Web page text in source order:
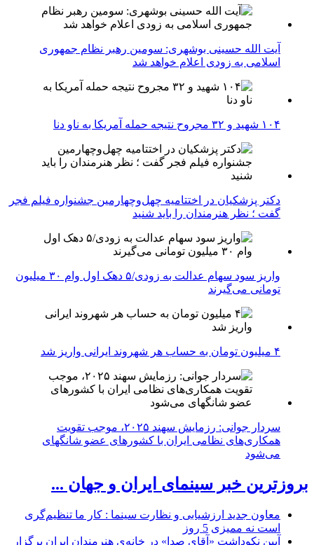
آیت الله حسینی بوشهری: سومین رهبر نظام جمهوری
اسلامی به زودی اعلام خواهد شد
۱۰۴ شهید و ۳۲ مجروح نتیجه حمله آمریکا به ناو دنا
دکتر پزشکیان در اختتامیه چهل‌وچهارمین جشنواره فیلم فجر
گفت ؛ نظر هنرمندان را باید شنید
واریز سود سهام عدالت به زودی/۵ دهک اول وام ۳۰ میلیون
تومانی می‌گیرند
۴ میلیون تومان به حساب هر شهروند ایرانی واریز شد
سردار جوانی: رزمایش سهند ۲۰۲۵، موجب تقویت
همکاری‌های نظامی ایران با کشور‌های عضو شانگهای
می‌شود
بروزترین خبر سینمای ایران و جهان ...
معاون جدید ارزشیابی و نظارت سینما : کار ما تنظیم‌گری
است نه ممیزی 5 روز
آیین نکوداشت «آقای صدا» در خانه‌ی هنرمندان ایران برگزار